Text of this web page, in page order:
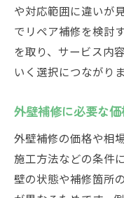
リペア補修
業者に依頼
補修費用と
関東圏内で
ト
剥がれやひび
外壁の剥
や対応範囲に違いが
でリペア補修を検討
を取り、サービス内
いく選択につながりま
外壁補修に必要な
外壁補修の価格や相
施工方法などの条件
壁の状態や補修箇所